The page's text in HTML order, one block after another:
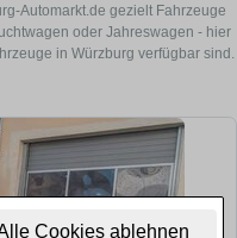
Cookies ablehnen
Automarkt.de gezielt Fahrzeuge
oder Jahreswagen - hier
in Würzburg verfügbar sind.